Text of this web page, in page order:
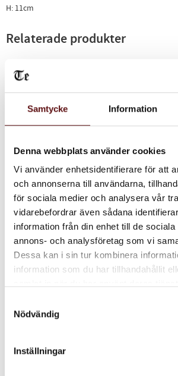
Samtycke Information
Denna webbplats använder cookies
Vi använder enhetsidentifierare för att
och annonserna till användarna,
för sociala medier och analysera vår
vidarebefordrar även sådana
information från din enhet till de sociala
annons- och analysföretag som vi
Dessa kan i sin tur kombinera
information som du har tillhandahållit
Nödvändig
Inställningar
H: 11cm
Relaterade produkter
Burk jade blomma,
100g
80KR
Lägg till i favoriter KÖP
FacebookTwitter